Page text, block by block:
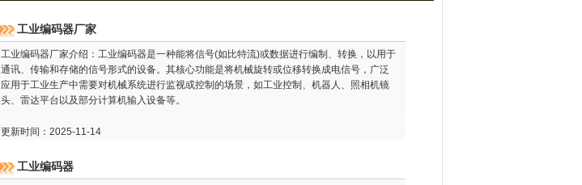
工业编码器厂家
工业编码器厂家介绍：工业编码器是一种能将信号(如比特流)或数据进行编制、转换，以用于
通讯、传输和存储的信号形式的设备。其核心功能是将机械旋转或位移转换成电信号，广泛
应用于工业生产中需要对机械系统进行监视或控制的场景，如工业控制、机器人、照相机镜
头、雷达平台以及部分计算机输入设备等。
更新时间：2025-11-14
工业编码器